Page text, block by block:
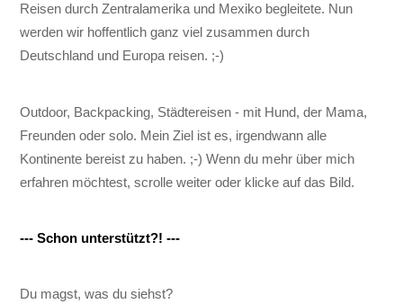
Reisen durch Zentralamerika und Mexiko begleitete. Nun
werden wir hoffentlich ganz viel zusammen durch
Deutschland und Europa reisen. ;-)
Outdoor, Backpacking, Städtereisen - mit Hund, der Mama,
Freunden oder solo. Mein Ziel ist es, irgendwann alle
Kontinente bereist zu haben. ;-) Wenn du mehr über mich
erfahren möchtest, scrolle weiter oder klicke auf das Bild.
--- Schon unterstützt?! ---
Du magst, was du siehst?